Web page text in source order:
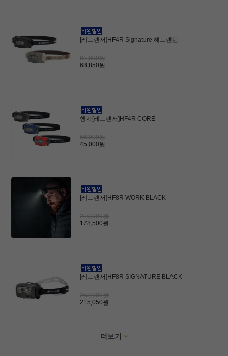
[레드랜서]HF4R Signature 헤드랜턴
81,000원
68,850원
행사[레드랜서]HF4R CORE
66,000원
45,000원
[레드랜서]HF8R WORK BLACK
210,000원
178,500원
[레드랜서]HF8R SIGNATURE BLACK
253,000원
215,050원
더보기